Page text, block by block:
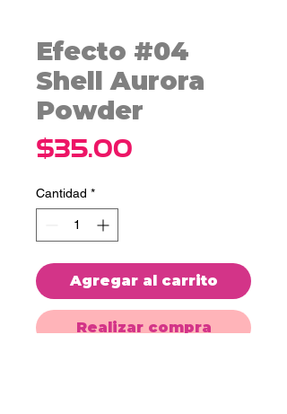
Efecto #04
Shell Aurora
Powder
$35.00
Cantidad *
Agregar al carrito
Realizar compra